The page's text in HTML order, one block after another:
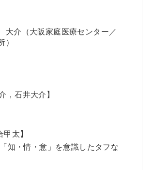
介（大阪家庭医療センター／
石井大介】
太】
知・情・意」を意識したタフな